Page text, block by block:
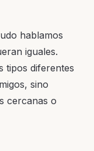
hablamos
iguales.
tipos diferentes
sino
cercanas o